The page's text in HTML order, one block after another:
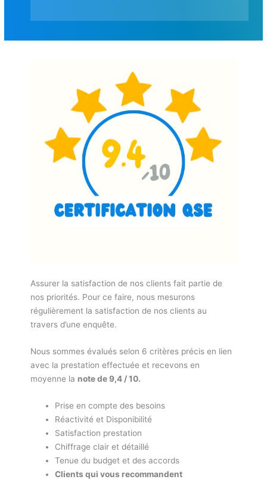
Assurer la satisfaction de nos clients fait partie de
nos priorités. Pour ce faire, nous mesurons
régulièrement la satisfaction de nos clients au
travers d’une enquête.
Nous sommes évalués selon 6 critères précis en lien
avec la prestation effectuée et recevons en
moyenne la note de 9,4 / 10.
Prise en compte des besoins
Réactivité et Disponibilité
Satisfaction prestation
Chiffrage clair et détaillé
Tenue du budget et des accords
Clients qui vous recommandent